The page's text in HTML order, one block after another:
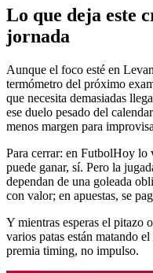
Lo que deja este
jornada
Aunque el foco esté en
termómetro del próximo
que necesita demasiadas
ese duelo pesado del
menos margen para
Para cerrar: en FutbolHoy lo
puede ganar, sí. Pero la
dependan de una goleada
con valor; en apuestas, se
Y mientras esperas el pitazo
varios patas están matando
premia timing, no impulso.